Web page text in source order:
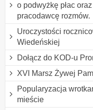
o podwyżkę płac
pracodawcę rozmów.
Uroczystości
Wiedeńskiej
Dołącz do KOD-u
XVI Marsz Żywej
Popularyzacja
mieście